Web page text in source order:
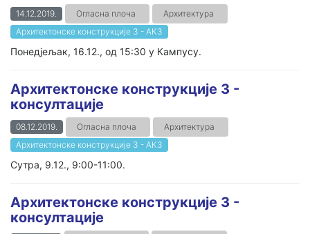
14.12.2019. Огласна плоча
Архитектура
Архитектонске конструкције 3 - АК3
Понедјељак, 16.12., од 15:30 у Кампусу.
Архитектонске конструкције 3 -
консултације
08.12.2019. Огласна плоча
Архитектура
Архитектонске конструкције 3 - АК3
Сутра, 9.12., 9:00-11:00.
Архитектонске конструкције 3 -
консултације